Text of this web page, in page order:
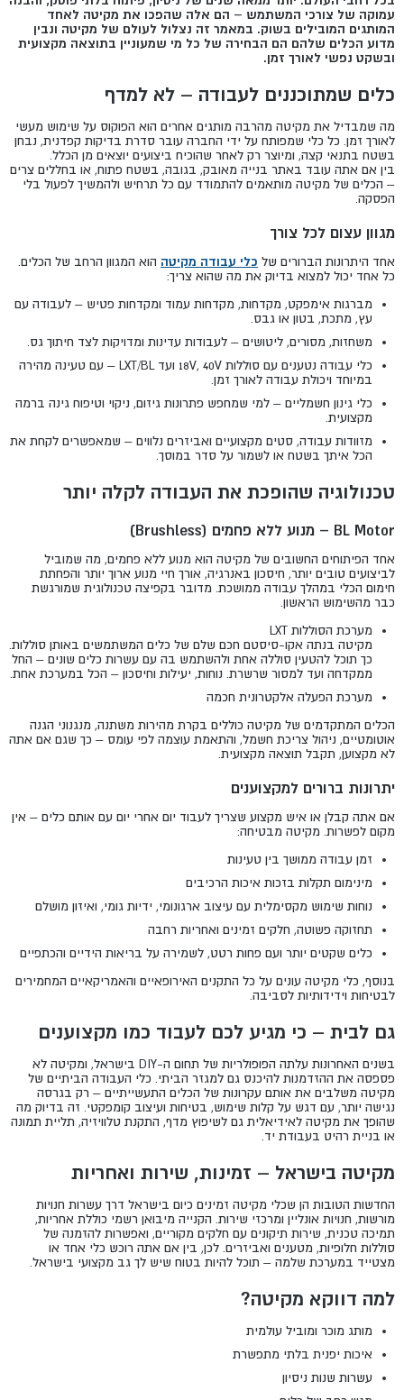
עמוקה של צורכי המשתמש – הם אלה שהפכו את מקיטה לאחד
המותגים המובילים בשוק. במאמר זה נצלול לעולם של מקיטה ונבין
מדוע הכלים שלהם הם הבחירה של כל מי שמעוניין בתוצאה מקצועית
ובשקט נפשי לאורך זמן.
כלים שמתוכננים לעבודה – לא למדף
מה שמבדיל את מקיטה מהרבה מותגים אחרים הוא הפוקוס על שימוש מעשי
לאורך זמן. כל כלי שמפותח על ידי החברה עובר סדרת בדיקות קפדנית, נבחן
בשטח בתנאי קצה, ומיוצר רק לאחר שהוכיח ביצועים יוצאים מן הכלל.
בין אם אתה עובד באתר בנייה מאובק, בגובה, בשטח פתוח, או בחללים צרים
– הכלים של מקיטה מותאמים להתמודד עם כל תרחיש ולהמשיך לפעול בלי
הפסקה.
מגוון עצום לכל צורך
אחד היתרונות הברורים של כלי עבודה מקיטה הוא המגוון הרחב של הכלים.
כל אחד יכול למצוא בדיוק את מה שהוא צריך:
מברגות אימפקט, מקדחות, מקדחות עמוד ומקדחות פטיש – לעבודה עם
עץ, מתכת, בטון או גבס.
משחזות, מסורים, ליטושים – לעבודות עדינות ומדויקות לצד חיתוך גס.
כלי עבודה נטענים עם סוללות 18V, 40V ועד LXT/BL – עם טעינה מהירה
במיוחד ויכולת עבודה לאורך זמן.
כלי גינון חשמליים – למי שמחפש פתרונות גיזום, ניקוי וטיפוח גינה ברמה
מקצועית.
מזוודות עבודה, סטים מקצועיים ואביזרים נלווים – שמאפשרים לקחת את
הכל איתך בשטח או לשמור על סדר במוסך.
טכנולוגיה שהופכת את העבודה לקלה יותר
BL Motor – מנוע ללא פחמים (Brushless)
אחד הפיתוחים החשובים של מקיטה הוא מנוע ללא פחמים, מה שמוביל
לביצועים טובים יותר, חיסכון באנרגיה, אורך חיי מנוע ארוך יותר והפחתת
חימום הכלי במהלך עבודה ממושכת. מדובר בקפיצה טכנולוגית שמורגשת
כבר מהשימוש הראשון.
מערכת הסוללות LXT
מקיטה בנתה אקו-סיסטם חכם שלם של כלים המשתמשים באותן סוללות.
כך תוכל להטעין סוללה אחת ולהשתמש בה עם עשרות כלים שונים – החל
ממקדחה ועד למסור שרשרת. נוחות, יעילות וחיסכון – הכל במערכת אחת.
מערכת הפעלה אלקטרונית חכמה
הכלים המתקדמים של מקיטה כוללים בקרת מהירות משתנה, מנגנוני הגנה
אוטומטיים, ניהול צריכת חשמל, והתאמת עוצמה לפי עומס – כך שגם אם אתה
לא מקצוען, תקבל תוצאה מקצועית.
יתרונות ברורים למקצוענים
אם אתה קבלן או איש מקצוע שצריך לעבוד יום אחרי יום עם אותם כלים – אין
מקום לפשרות. מקיטה מבטיחה:
זמן עבודה ממושך בין טעינות
מינימום תקלות בזכות איכות הרכיבים
נוחות שימוש מקסימלית עם עיצוב ארגונומי, ידיות גומי, ואיזון מושלם
תחזוקה פשוטה, חלקים זמינים ואחריות רחבה
כלים שקטים יותר ועם פחות רטט, לשמירה על בריאות הידיים והכתפיים
בנוסף, כלי מקיטה עונים על כל התקנים האירופאיים והאמריקאיים המחמירים
לבטיחות וידידותיות לסביבה.
גם לבית – כי מגיע לכם לעבוד כמו מקצוענים
בשנים האחרונות עלתה הפופולריות של תחום ה-DIY בישראל, ומקיטה לא
פספסה את ההזדמנות להיכנס גם למגזר הביתי. כלי העבודה הביתיים של
מקיטה משלבים את אותם עקרונות של הכלים התעשייתיים – רק בגרסה
נגישה יותר, עם דגש על קלות שימוש, בטיחות ועיצוב קומפקטי. זה בדיוק מה
שהופך את מקיטה לאידיאלית גם לשיפוץ מדף, התקנת טלוויזיה, תליית תמונה
או בניית רהיט בעבודת יד.
מקיטה בישראל – זמינות, שירות ואחריות
החדשות הטובות הן שכלי מקיטה זמינים כיום בישראל דרך עשרות חנויות
מורשות, חנויות אונליין ומרכזי שירות. הקנייה מיבואן רשמי כוללת אחריות,
תמיכה טכנית, שירות תיקונים עם חלקים מקוריים, ואפשרות להזמנה של
סוללות חלופיות, מטענים ואביזרים. לכן, בין אם אתה רוכש כלי אחד או
מצטייד במערכת שלמה – תוכל להיות בטוח שיש לך גב מקצועי בישראל.
למה דווקא מקיטה?
מותג מוכר ומוביל עולמית
איכות יפנית בלתי מתפשרת
עשרות שנות ניסיון